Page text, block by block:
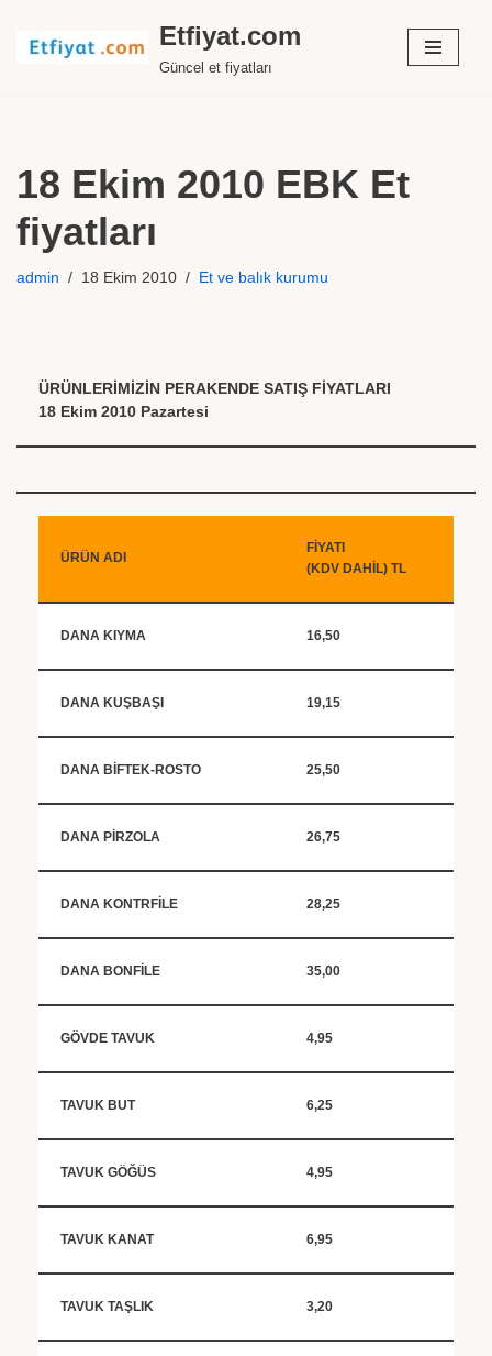
İçeriğe
Etfiyat.com
Güncel et fiyatları
18 Ekim 2010 EBK Et
fiyatları
admin 18 Ekim 2010 Et ve balık kurumu
ÜRÜNLERİMİZİN PERAKENDE SATIŞ FİYATLARI
18 Ekim 2010 Pazartesi
ÜRÜN ADI
FİYATI
(KDV DAHİL) TL
DANA KIYMA 16,50
DANA KUŞBAŞI 19,15
DANA BİFTEK-ROSTO 25,50
DANA PİRZOLA 26,75
DANA KONTRFİLE 28,25
DANA BONFİLE 35,00
GÖVDE TAVUK 4,95
TAVUK BUT 6,25
TAVUK GÖĞÜS 4,95
TAVUK KANAT 6,95
TAVUK TAŞLIK 3,20